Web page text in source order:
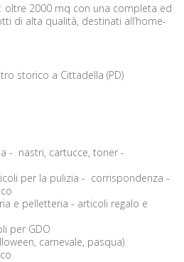
oltre 2000 mq con una completa ed
di alta qualità, destinati all’home-
storico a Cittadella (PD)
- nastri, cartucce, toner -
per la pulizia - corrispondenza -
e pelletteria - articoli regalo e
per GDO
carnevale, pasqua)